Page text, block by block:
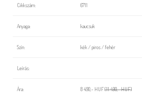
Cikkszám: 6711
Anyaga: kaucsuk
Szín: kék / piros / fehér
Leírás:
Ára: 8 490,- HUF(11 490,- HUF)